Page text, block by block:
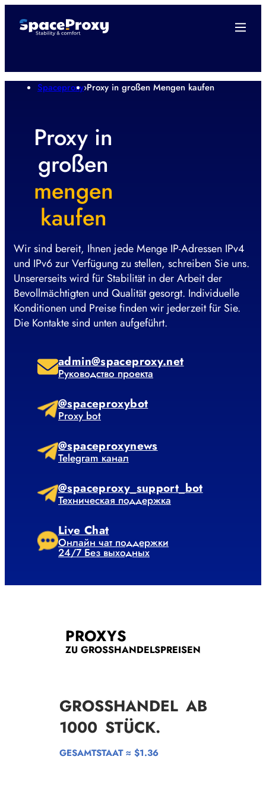
Spaceproxy›Proxy in großen Mengen kaufen
Proxy in
großen
mengen
kaufen
Wir sind bereit, Ihnen jede Menge IP-Adressen IPv4
und IPv6 zur Verfügung zu stellen, schreiben Sie uns.
Unsererseits wird für Stabilität in der Arbeit der
Bevollmächtigten und Qualität gesorgt. Individuelle
Konditionen und Preise finden wir jederzeit für Sie.
Die Kontakte sind unten aufgeführt.
admin@spaceproxy.net
Руководство проекта
@spaceproxybot
Proxy bot
@spaceproxynews
Telegram канал
@spaceproxy_support_bot
Техническая поддержка
Live Chat
Онлайн чат поддержки
24/7 Без выходных
PROXYS
ZU GROSSHANDELSPREISEN
GROSSHANDEL AB
1000STÜCK.
GESAMTSTAAT ≈ $1.36